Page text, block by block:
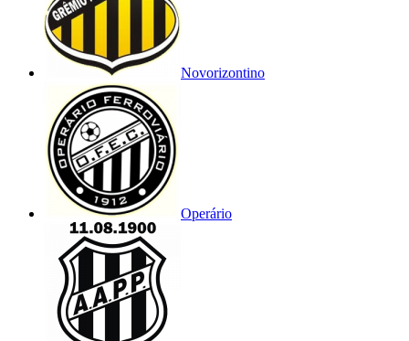
Novorizontino
Operário